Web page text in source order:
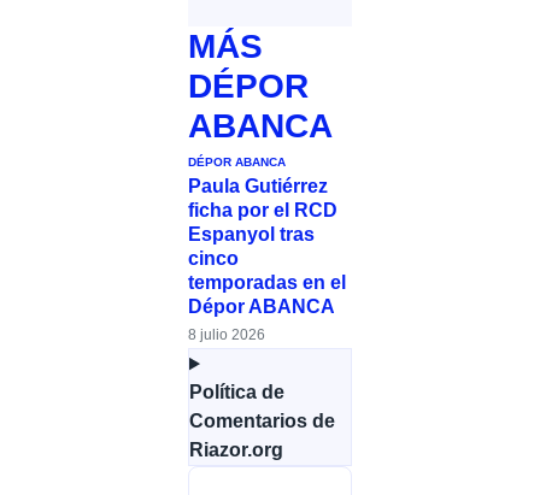
MÁS
DÉPOR
ABANCA
DÉPOR ABANCA
Paula Gutiérrez
ficha por el RCD
Espanyol tras
cinco
temporadas en el
Dépor ABANCA
8 julio 2026
Política de
Comentarios de
Riazor.org